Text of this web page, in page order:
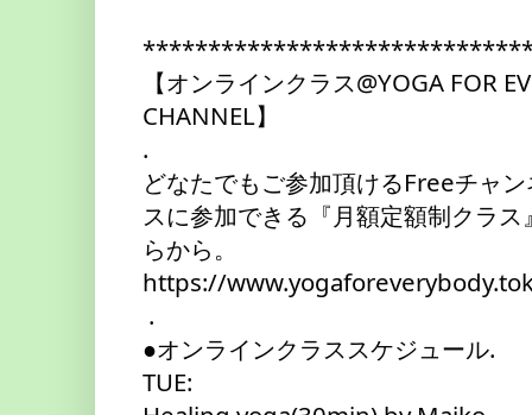
【オンラインクラス@YOGA FOR
CHANNEL】
.
どなたでもご参加頂けるFreeチャ
スに参加できる『月額定額制クラ
らから。
https://
.
●オンラインクラススケジュール.
TUE: